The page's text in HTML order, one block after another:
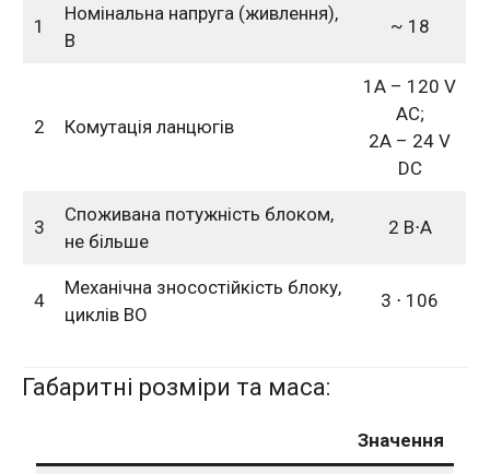
1
Номінальна напруга (живлення),
В
~ 18
2 Комутація ланцюгів
1А – 120 V
AC;
2A – 24 V
DC
3
Споживана потужність блоком,
не більше
2 В⋅А
4
Механічна зносостійкість блоку,
циклів ВО
3 ⋅ 106
Габаритні розміри та маса:
Значення